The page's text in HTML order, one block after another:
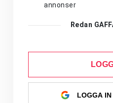
annonser
Redan
LOGGA